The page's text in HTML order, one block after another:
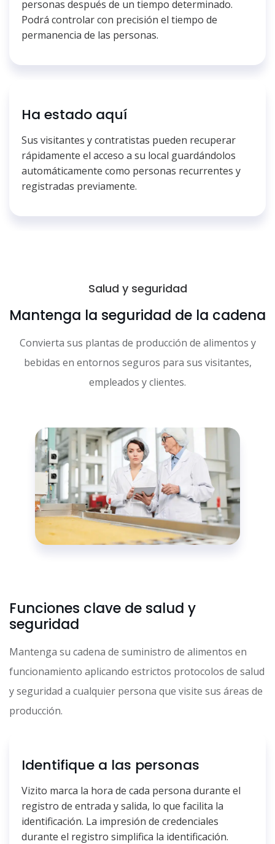
personas después de un tiempo determinado.
Podrá controlar con precisión el tiempo de
permanencia de las personas.
Ha estado aquí
Sus visitantes y contratistas pueden recuperar
rápidamente el acceso a su local guardándolos
automáticamente como personas recurrentes y
registradas previamente.
Salud y seguridad
Mantenga la seguridad de la cadena
Convierta sus plantas de producción de alimentos y
bebidas en entornos seguros para sus visitantes,
empleados y clientes.
Funciones clave de salud y
seguridad
Mantenga su cadena de suministro de alimentos en
funcionamiento aplicando estrictos protocolos de salud
y seguridad a cualquier persona que visite sus áreas de
producción.
Identifique a las personas
Vizito marca la hora de cada persona durante el
registro de entrada y salida, lo que facilita la
identificación. La impresión de credenciales
durante el registro simplifica la identificación.